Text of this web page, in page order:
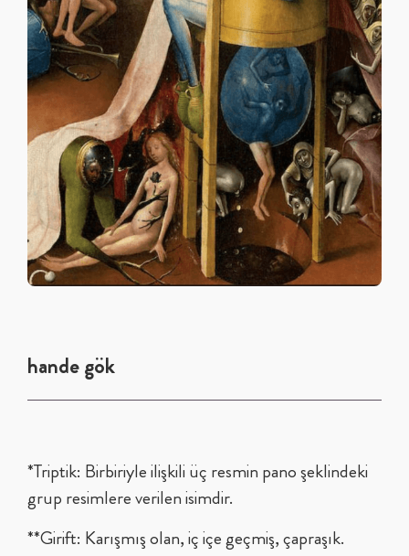
hande gök
*Triptik: Birbiriyle ilişkili üç resmin pano şeklindeki
grup resimlere verilen isimdir.
**Girift: Karışmış olan, iç içe geçmiş, çapraşık.